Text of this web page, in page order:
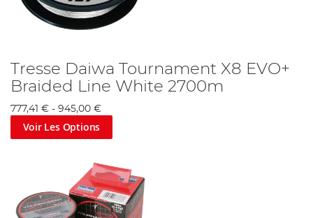
Tresse Daiwa Tournament X8 EVO+
Braided Line White 2700m
777,41 € - 945,00 €
Voir Les Options